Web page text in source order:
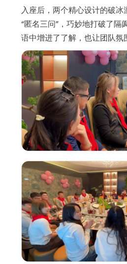
入座后，两个精心设计的破
“匿名三问”，巧妙地打破了隔
语中增进了了解，也让团队氛